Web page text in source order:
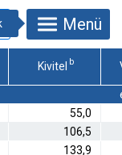
Menü
Kivitel b
55,0
106,5
133,9